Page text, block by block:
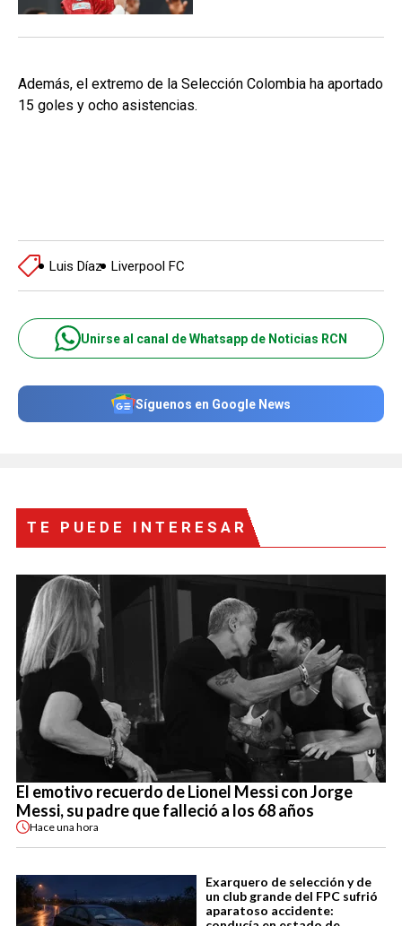
Además, el extremo de la Selección Colombia ha aportado
15 goles y ocho asistencias.
Luis Díaz Liverpool FC
Unirse al canal de Whatsapp de Noticias RCN
Síguenos en Google News
TE PUEDE INTERESAR
El emotivo recuerdo de Lionel Messi con Jorge
Messi, su padre que falleció a los 68 años
Haceuna hora
Exarquero de selección y de
un club grande del FPC sufrió
aparatoso accidente: